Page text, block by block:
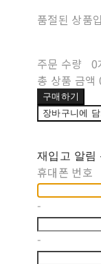
품절된 상품
주문 수량
0
총 상품 금액
구매하기
장바구니에 담
재입고 알림
휴대폰 번호
-
-